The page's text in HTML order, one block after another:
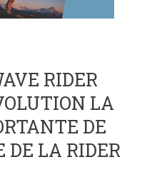
RIDER
LA
DE
DE LA RIDER